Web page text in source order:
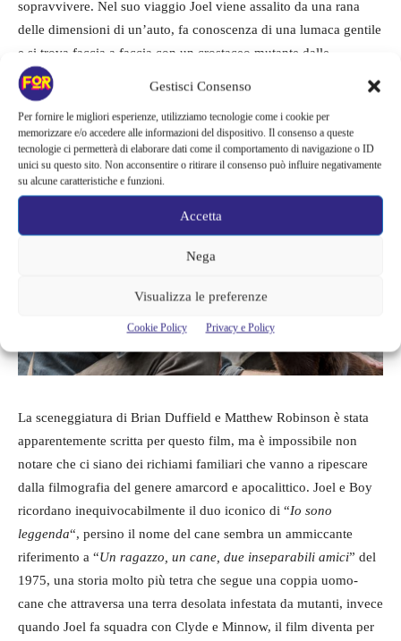
Gestisci Consenso
Per fornire le migliori esperienze, utilizziamo tecnologie come i cookie per
memorizzare e/o accedere alle informazioni del dispositivo. Il consenso a queste
tecnologie ci permetterà di elaborare dati come il comportamento di navigazione o ID
unici su questo sito. Non acconsentire o ritirare il consenso può influire negativamente
su alcune caratteristiche e funzioni.
Accetta
Nega
Visualizza le preferenze
Cookie Policy Privacy e Policy
sopravvivere. Nel suo viaggio Joel viene assalito da una rana
delle dimensioni di un’auto, fa conoscenza di una lumaca gentile
e si trova faccia a faccia con un crostaceo mutante dalle
dimensioni spaventose, oltre ad altri interessanti orribili
bacarozzi mutanti.
La sceneggiatura di Brian Duffield e Matthew Robinson è stata
apparentemente scritta per questo film, ma è impossibile non
notare che ci siano dei richiami familiari che vanno a ripescare
dalla filmografia del genere amarcord e apocalittico. Joel e Boy
ricordano inequivocabilmente il duo iconico di “Io sono
leggenda“, persino il nome del cane sembra un ammiccante
riferimento a “Un ragazzo, un cane, due inseparabili amici” del
1975, una storia molto più tetra che segue una coppia uomo-
cane che attraversa una terra desolata infestata da mutanti, invece
quando Joel fa squadra con Clyde e Minnow, il film diventa per